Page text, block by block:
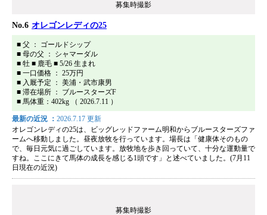
募集時撮影
No.6 オレゴンレディの25
■ 父 ： ゴールドシップ
■ 母の父 ： シャマーダル
■ 牡 ■ 鹿毛 ■ 5/26 生まれ
■ 一口価格 ： 25万円
■ 入厩予定 ： 美浦・武市康男
■ 滞在場所 ： ブルースターズF
■ 馬体重：402kg （ 2026.7.11 ）
最新の近況 ： 2026.7.17 更新
オレゴンレディの25は、ビッグレッドファーム明和からブルースターズファ
ームへ移動しました。昼夜放牧を行っています。場長は「健康体そのもの
で、毎日元気に過ごしています。放牧地を歩き回っていて、十分な運動量で
すね。ここにきて馬体の成長を感じる1頭です」と述べていました。(7月11
日現在の近況)
募集時撮影